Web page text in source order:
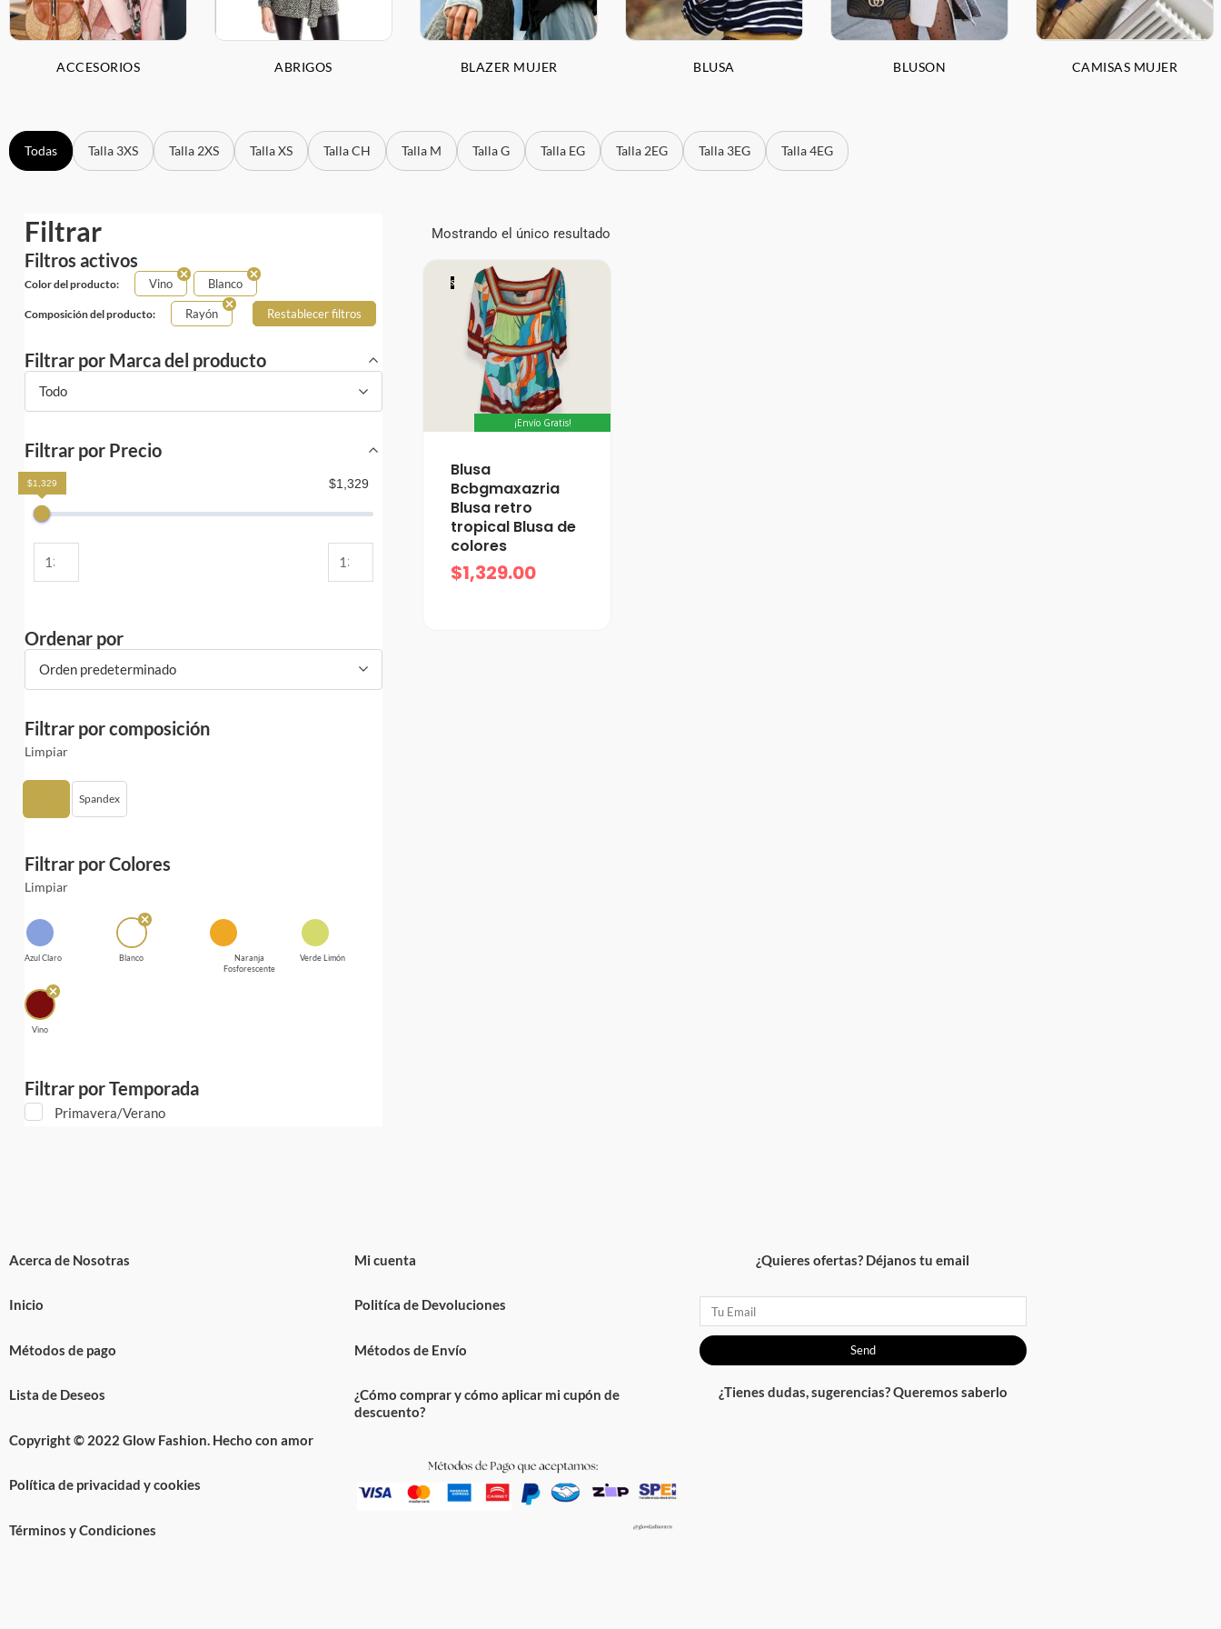
ACCESORIOS ABRIGOS BLAZER MUJER BLUSA BLUSON CAMISAS MUJER
Todas Talla 3XS Talla 2XS Talla XS Talla CH Talla M Talla G Talla EG Talla 2EG Talla 3EG Talla 4EG
Filtrar
Filtros activos
Color del producto: Vino Blanco
Composición del producto: Rayón Restablecer filtros
Filtrar por Marca del producto
Todo
Filtrar por Precio
$1,329
$1,329
Ordenar por
Orden predeterminado
Filtrar por composición
Limpiar
Spandex
Filtrar por Colores
Limpiar
Azul Claro Blanco
Naranja
Fosforescente
Verde Limón
Vino
Filtrar por Temporada
Primavera/Verano
Mostrando el único resultado
S
¡Envío Gratis!
Blusa
Bcbgmaxazria
Blusa retro
tropical Blusa de
colores
$1,329.00
Acerca de Nosotras
Inicio
Métodos de pago
Lista de Deseos
Copyright © 2022 Glow Fashion. Hecho con amor
Política de privacidad y cookies
Términos y Condiciones
Mi cuenta
Politíca de Devoluciones
Métodos de Envío
¿Cómo comprar y cómo aplicar mi cupón de
descuento?
¿Quieres ofertas? Déjanos tu email
Email
Send
¿Tienes dudas, sugerencias? Queremos saberlo